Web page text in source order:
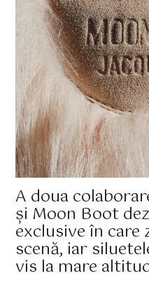
A doua
și Moon Boot
exclusive în care
scenă, iar
vis la mare